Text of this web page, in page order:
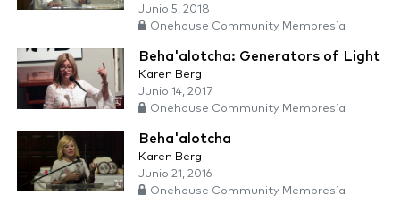
Junio 5, 2018
Onehouse Community Membresía
Beha'alotcha: Generators of Light
Karen Berg
Junio 14, 2017
Onehouse Community Membresía
Beha'alotcha
Karen Berg
Junio 21, 2016
Onehouse Community Membresía